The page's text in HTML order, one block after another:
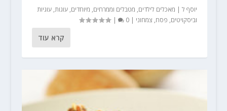
יוסף ל| מאכלים לילדים, מטבלים וממרחים, מיוחדים, עוגות, עוגיות
וביסקויטים, פסח, צמחוני |
0
|
קרא עוד